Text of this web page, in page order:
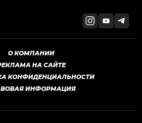
О КОМПАНИИ
НА САЙТЕ
КОНФИДЕНЦИАЛЬНОСТИ
ИНФОРМАЦИЯ